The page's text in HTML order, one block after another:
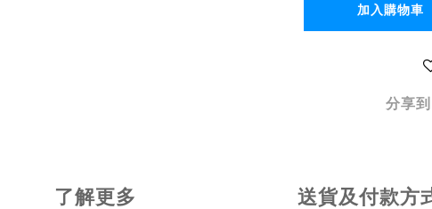
加入購物車
分享到
了解更多 送貨及付款方